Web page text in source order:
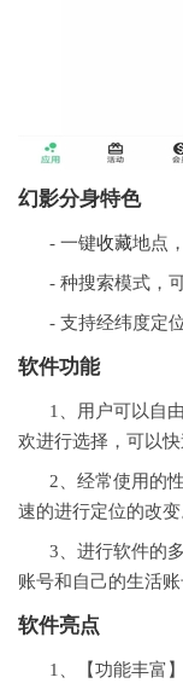
幻影分身特色
- 一键收藏地点
- 种搜索模式，
- 支持经纬度定
软件功能
1、用户可以自
欢进行选择，可以快
2、经常使用的
速的进行定位的改变
3、进行软件的
账号和自己的生活账
软件亮点
1、【功能丰富